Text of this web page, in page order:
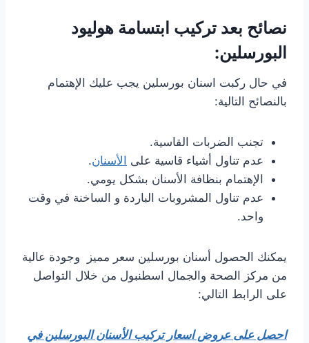
نصائح بعد تركيب ابتسامة هوليود
البورسلين:
في حال ركبت اسنان بورسلين يجب عليك الإهتمام
بالنصائح التالية:
تجنب الضربات القاسية.
عدم تناول أشياء قاسية على
الأسنان.
الإهتمام بنظافة الأسنان بشكل يومي.
عدم تناول المشروبات الباردة و الساخنة في وقت
واحد.
يمكنك الحصول أسنان بورسلين سعر مميز وجودة عالية
من مركز الصحة والجمال اسطنبول من خلال التواصل
على الرابط التالي:
احصل على عروض اسعار تركيب الأسنان البورسلين في